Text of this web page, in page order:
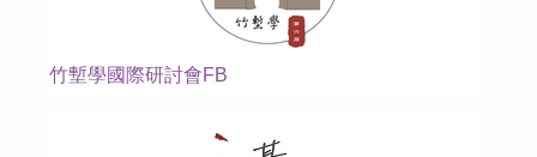
竹塹學國際研討會FB